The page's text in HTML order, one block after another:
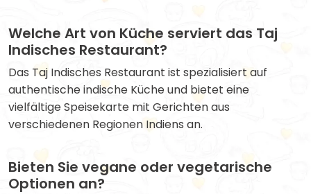
Welche Art von Küche serviert das Taj
Indisches Restaurant?
Das Taj Indisches Restaurant ist spezialisiert auf
authentische indische Küche und bietet eine
vielfältige Speisekarte mit Gerichten aus
verschiedenen Regionen Indiens an.
Bieten Sie vegane oder vegetarische
Optionen an?